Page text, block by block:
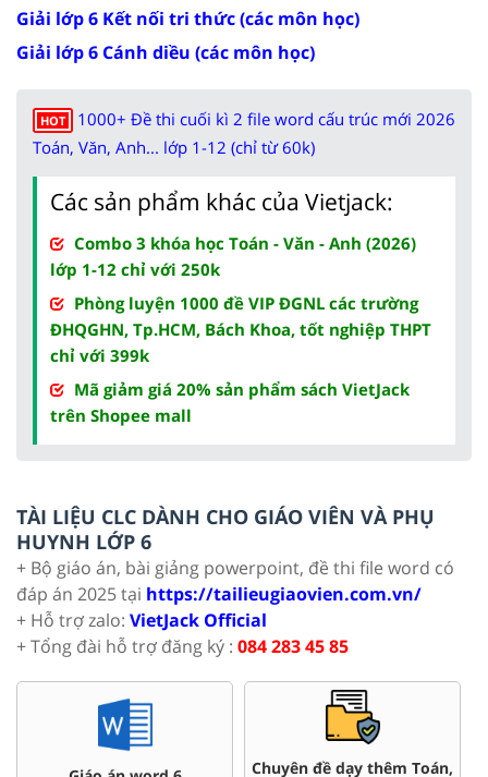
Giải lớp 6 Kết nối tri thức (các môn học)
Giải lớp 6 Cánh diều (các môn học)
HOT
1000+ Đề thi cuối kì 2 file word cấu trúc mới 2026
Toán, Văn, Anh... lớp 1-12 (chỉ từ 60k)
Các sản phẩm khác của Vietjack:
Combo 3 khóa học Toán - Văn - Anh (2026)
lớp 1-12 chỉ với 250k
Phòng luyện 1000 đề VIP ĐGNL các trường
ĐHQGHN, Tp.HCM, Bách Khoa, tốt nghiệp THPT
chỉ với 399k
Mã giảm giá 20% sản phẩm sách VietJack
trên Shopee mall
TÀI LIỆU CLC DÀNH CHO GIÁO VIÊN VÀ PHỤ
HUYNH LỚP 6
+ Bộ giáo án, bài giảng powerpoint, đề thi file word có
đáp án 2025 tại https://tailieugiaovien.com.vn/
+ Hỗ trợ zalo: VietJack Official
+ Tổng đài hỗ trợ đăng ký : 084 283 45 85
Chuyên đề dạy thêm Toán,